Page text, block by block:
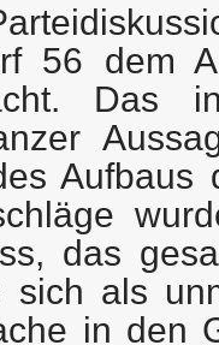
56 dem
Das
Aufbaus
das
sich als
in den